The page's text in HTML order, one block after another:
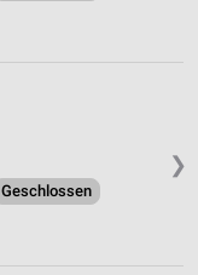
❯
Geschlossen